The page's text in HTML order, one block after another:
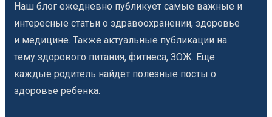
Наш блог ежедневно публикует самые важные и
интересные статьи о здравоохранении, здоровье
и медицине. Также актуальные публикации на
тему здорового питания, фитнеса, ЗОЖ. Еще
каждые родитель найдет полезные посты о
здоровье ребенка.